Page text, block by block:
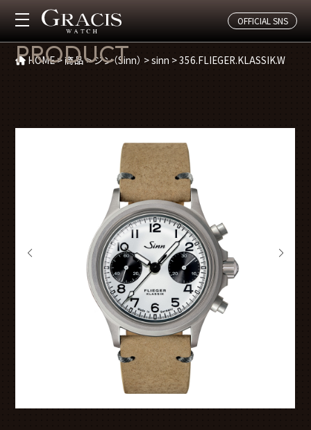
OFFICIAL SNS
商品紹介
PRODUCT
HOME>商品>ジン（Sinn） >sinn >356.FLIEGER.KLASSIK.W